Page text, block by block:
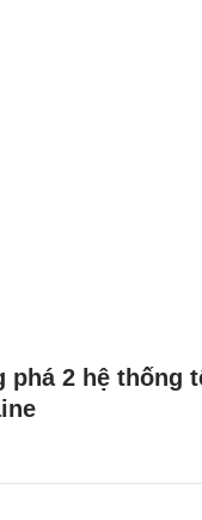
phá 2 hệ thống